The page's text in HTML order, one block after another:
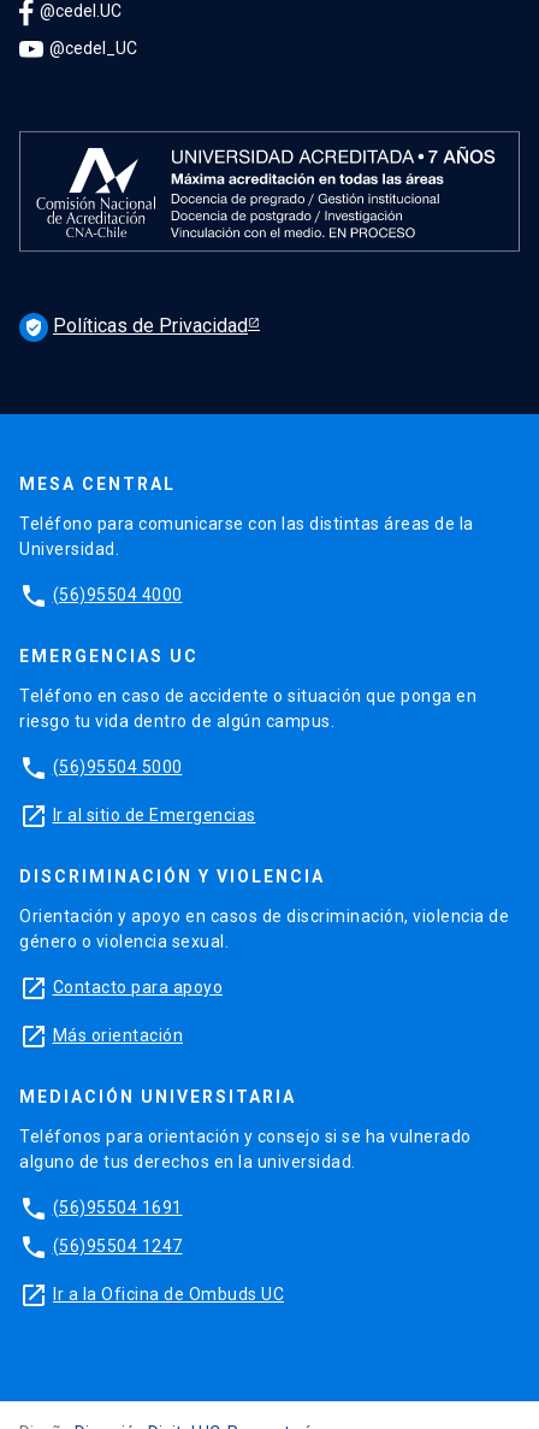
@cedel.UC
@cedel_UC
verified_user Políticas de Privacidad
MESA CENTRAL
Teléfono para comunicarse con las distintas áreas de la
Universidad.
phone (56)95504 4000
EMERGENCIAS UC
Teléfono en caso de accidente o situación que ponga en
riesgo tu vida dentro de algún campus.
phone (56)95504 5000
launch Ir al sitio de Emergencias
DISCRIMINACIÓN Y VIOLENCIA
Orientación y apoyo en casos de discriminación, violencia de
género o violencia sexual.
launch Contacto para apoyo
launch Más orientación
MEDIACIÓN UNIVERSITARIA
Teléfonos para orientación y consejo si se ha vulnerado
alguno de tus derechos en la universidad.
phone (56)95504 1691
phone (56)95504 1247
launch Ir a la Oficina de Ombuds UC